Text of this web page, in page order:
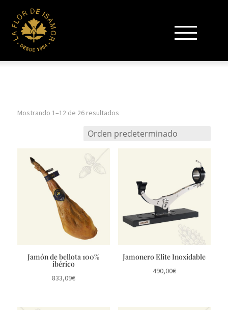
Mostrando 1–12 de 26 resultados
Jamón de bellota 100%
ibérico
833,09€
Jamonero Elite Inoxidable
490,00€